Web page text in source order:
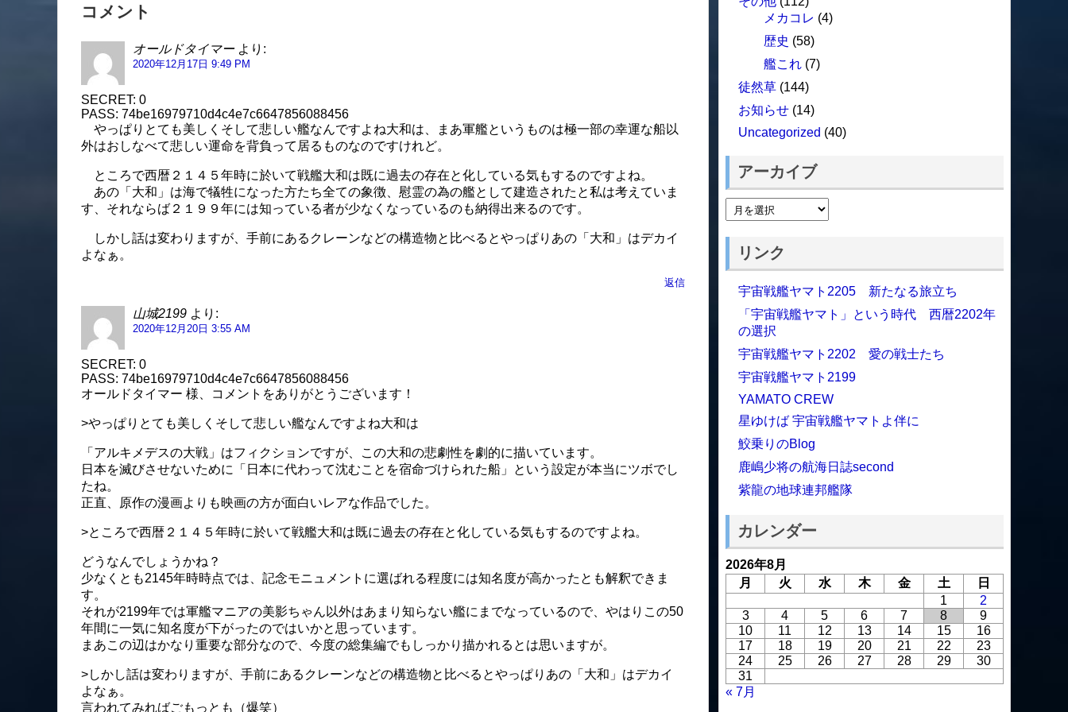
コメント
オールドタイマー より:
2020年12月17日 9:49 PM
SECRET: 0
PASS: 74be16979710d4c4e7c6647856088456
やっぱりとても美しくそして悲しい艦なんですよね大和は、まあ軍艦というものは極一部の幸運な船以
外はおしなべて悲しい運命を背負って居るものなのですけれど。
ところで西暦２１４５年時に於いて戦艦大和は既に過去の存在と化している気もするのですよね。
あの「大和」は海で犠牲になった方たち全ての象徴、慰霊の為の艦として建造されたと私は考えていま
す、それならば２１９９年には知っている者が少なくなっているのも納得出来るのです。
しかし話は変わりますが、手前にあるクレーンなどの構造物と比べるとやっぱりあの「大和」はデカイ
よなぁ。
返信
山城2199 より:
2020年12月20日 3:55 AM
SECRET: 0
PASS: 74be16979710d4c4e7c6647856088456
オールドタイマー 様、コメントをありがとうございます！
>やっぱりとても美しくそして悲しい艦なんですよね大和は
「アルキメデスの大戦」はフィクションですが、この大和の悲劇性を劇的に描いています。
日本を滅びさせないために「日本に代わって沈むことを宿命づけられた船」という設定が本当にツボでし
たね。
正直、原作の漫画よりも映画の方が面白いレアな作品でした。
>ところで西暦２１４５年時に於いて戦艦大和は既に過去の存在と化している気もするのですよね。
どうなんでしょうかね？
少なくとも2145年時時点では、記念モニュメントに選ばれる程度には知名度が高かったとも解釈できま
す。
それが2199年では軍艦マニアの美影ちゃん以外はあまり知らない艦にまでなっているので、やはりこの50
年間に一気に知名度が下がったのではいかと思っています。
まあこの辺はかなり重要な部分なので、今度の総集編でもしっかり描かれるとは思いますが。
>しかし話は変わりますが、手前にあるクレーンなどの構造物と比べるとやっぱりあの「大和」はデカイ
よなぁ。
言われてみればごもっとも（爆笑）
メカコレ (4)
歴史 (58)
艦これ (7)
徒然草 (144)
お知らせ (14)
Uncategorized (40)
アーカイブ
リンク
宇宙戦艦ヤマト2205 新たなる旅立ち
「宇宙戦艦ヤマト」という時代 西暦2202年
の選択
宇宙戦艦ヤマト2202 愛の戦士たち
宇宙戦艦ヤマト2199
YAMATO CREW
星ゆけば 宇宙戦艦ヤマトよ伴に
鮫乗りのBlog
鹿嶋少将の航海日誌second
紫龍の地球連邦艦隊
カレンダー
2026年8月
月
火 水 木 金 土
日
1
2
3
4 5 6 7 8
9
10
11 12 13 14 15
16
17
18 19 20 21 22
23
24
25 26 27 28 29
30
31
« 7月